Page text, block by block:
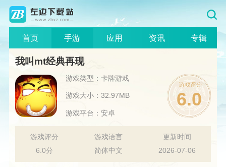
首页 手游 应用 资讯 专辑
我叫mt经典再现
游戏类型：卡牌游戏
游戏大小：32.97MB
游戏平台：安卓
6.0
游戏评分
6.0分
游戏语言
简体中文
更新时间
2026-07-06